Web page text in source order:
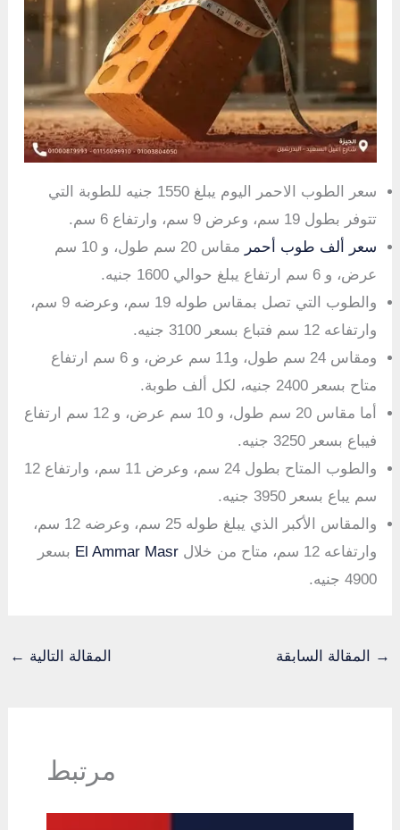
سعر الطوب الاحمر اليوم يبلغ 1550 جنيه للطوبة التي
تتوفر بطول 19 سم، وعرض 9 سم، وارتفاع 6 سم.
سعر ألف طوب أحمر
مقاس 20 سم طول، و 10 سم
عرض، و 6 سم ارتفاع يبلغ حوالي 1600 جنيه.
والطوب التي تصل بمقاس طوله 19 سم، وعرضه 9 سم،
وارتفاعه 12 سم فتباع بسعر 3100 جنيه.
ومقاس 24 سم طول، و11 سم عرض، و 6 سم ارتفاع
متاح بسعر 2400 جنيه، لكل ألف طوبة.
أما مقاس 20 سم طول، و 10 سم عرض، و 12 سم ارتفاع
فيباع بسعر 3250 جنيه.
والطوب المتاح بطول 24 سم، وعرض 11 سم، وارتفاع 12
سم يباع بسعر 3950 جنيه.
والمقاس الأكبر الذي يبلغ طوله 25 سم، وعرضه 12 سم،
وارتفاعه 12 سم، متاح من خلال
El Ammar Masr بسعر
4900 جنيه.
→ المقالة السابقة المقالة التالية ←
مرتبط